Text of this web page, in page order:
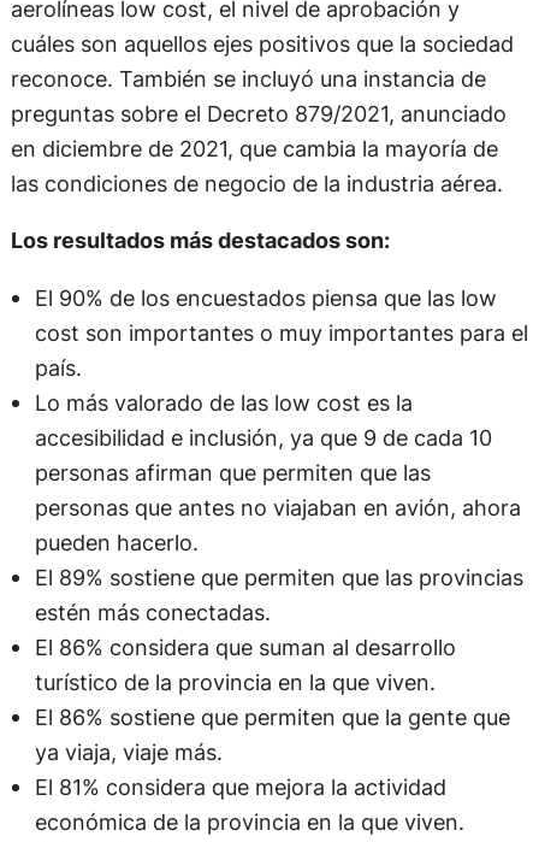
aerolíneas low cost, el nivel de aprobación y
cuáles son aquellos ejes positivos que la sociedad
reconoce. También se incluyó una instancia de
preguntas sobre el Decreto 879/2021, anunciado
en diciembre de 2021, que cambia la mayoría de
las condiciones de negocio de la industria aérea.
Los resultados más destacados son:
El 90% de los encuestados piensa que las low
cost son importantes o muy importantes para el
país.
Lo más valorado de las low cost es la
accesibilidad e inclusión, ya que 9 de cada 10
personas afirman que permiten que las
personas que antes no viajaban en avión, ahora
pueden hacerlo.
El 89% sostiene que permiten que las provincias
estén más conectadas.
El 86% considera que suman al desarrollo
turístico de la provincia en la que viven.
El 86% sostiene que permiten que la gente que
ya viaja, viaje más.
El 81% considera que mejora la actividad
económica de la provincia en la que viven.